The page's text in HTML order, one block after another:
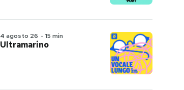
4 agosto 26 - 15 min
Ultramarino